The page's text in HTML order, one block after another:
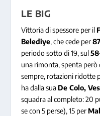
LE BIG
Vittoria di spessore per il
Belediye, che cede per
periodo sotto di 19, sul
una rimonta, spenta però
sempre, rotazioni ridotte
ha dalla sua De Colo,
squadra al completo: 20
se con 5 perse), 15 per